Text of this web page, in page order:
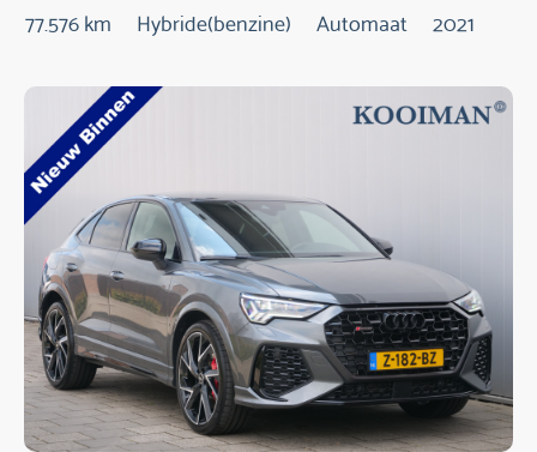
77.576 km Hybride(benzine) Automaat 2021